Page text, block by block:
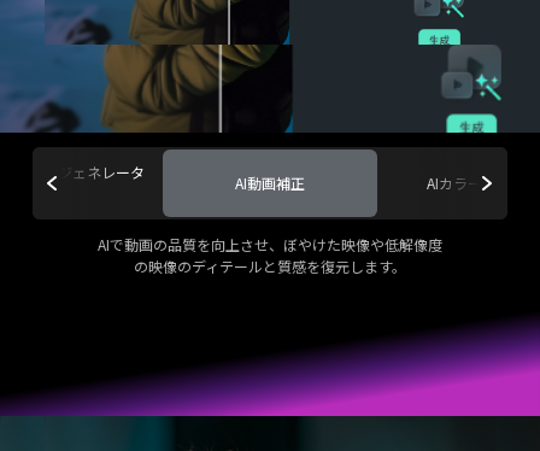
トBGMジェネレータ
ー
AI動画補正 AIカラーパレット
AIで動画の品質を向上させ、ぼやけた映像や低解像度
の映像のディテールと質感を復元します。